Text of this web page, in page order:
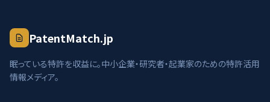
PatentMatch.jp
眠っている特許を収益に。中小企業・研究者・起業家のための特許活用
情報メディア。